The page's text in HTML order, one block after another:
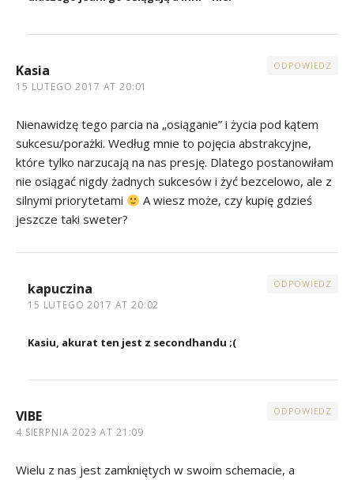
Kasia
15 LUTEGO 2017 AT 20:01
ODPOWIEDZ
Nienawidzę tego parcia na „osiąganie” i życia pod kątem
sukcesu/porażki. Według mnie to pojęcia abstrakcyjne,
które tylko narzucają na nas presję. Dlatego postanowiłam
nie osiągać nigdy żadnych sukcesów i żyć bezcelowo, ale z
silnymi priorytetami
A wiesz może, czy kupię gdzieś
jeszcze taki sweter?
kapuczina
15 LUTEGO 2017 AT 20:02
ODPOWIEDZ
Kasiu, akurat ten jest z secondhandu ;(
VIBE
4 SIERPNIA 2023 AT 21:09
ODPOWIEDZ
Wielu z nas jest zamkniętych w swoim schemacie, a